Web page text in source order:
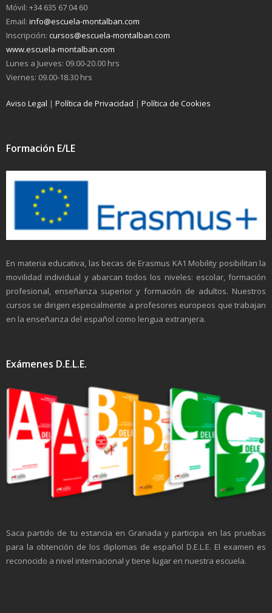
Móvil: +34 635 67 04 60
Email: info@escuela-montalban.com
Inscripción: cursos@escuela-montalban.com
www.escuela-montalban.com
Lunes a Jueves: 09.00-20.00 hrs
Viernes: 09.00-18.30 hrs
Aviso Legal | Política de Privacidad | Política de Cookies
Formación E/LE
En materia educativa, las becas de Erasmus KA1 Mobility posibilitan la
movilidad individual y abarcan todos los niveles: escolar, formación
profesional, enseñanza superior y formación de adultos. Nuestros
cursos se dirigen especialmente a profesores europeos que trabajan
en la enseñanza del español como lengua extranjera.
Exámenes D.E.L.E.
Saca partido de tu estancia en Granada y participa en las pruebas
para la obtención de los diplomas de español D.E.L.E. El examen es
reconocido a nivel internacional y tiene lugar en nuestra escuela.